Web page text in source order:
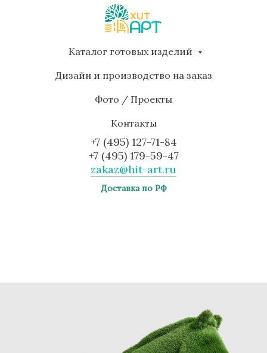
Каталог готовых изделий
Дизайн и производство на заказ
Фото / Проекты
Контакты
+7 (495) 127-71-84
+7 (495) 179-59-47
zakaz@hit-art.ru
Доставка по РФ